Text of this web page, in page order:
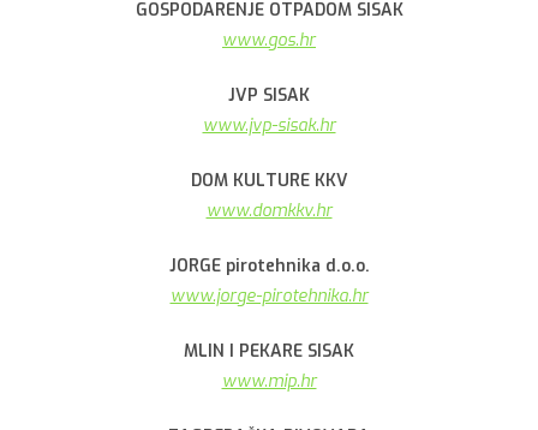
GOSPODARENJE OTPADOM SISAK
www.gos.hr
JVP SISAK
www.jvp-sisak.hr
DOM KULTURE KKV
www.domkkv.hr
JORGE pirotehnika d.o.o.
www.jorge-pirotehnika.hr
MLIN I PEKARE SISAK
www.mip.hr